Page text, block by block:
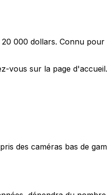
000 dollars. Connu
vous sur la page d'accueil.
des caméras bas de